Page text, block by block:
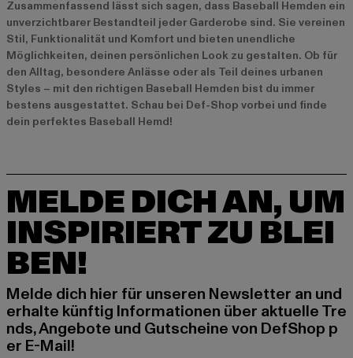
Zusammenfassend lässt sich sagen, dass Baseball Hemden ein
unverzichtbarer Bestandteil jeder Garderobe sind. Sie vereinen
Stil, Funktionalität und Komfort und bieten unendliche
Möglichkeiten, deinen persönlichen Look zu gestalten. Ob für
den Alltag, besondere Anlässe oder als Teil deines urbanen
Styles – mit den richtigen Baseball Hemden bist du immer
bestens ausgestattet. Schau bei Def-Shop vorbei und finde
dein perfektes Baseball Hemd!
MELDE DICH AN, UM
INSPIRIERT ZU BLEI
BEN!
Melde dich hier für unseren Newsletter an und
erhalte künftig Informationen über aktuelle Tre
nds, Angebote und Gutscheine von DefShop p
er E-Mail!